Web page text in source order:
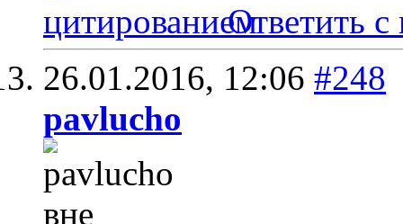
Ответить с
26.01.2016, 12:06 #248
pavlucho